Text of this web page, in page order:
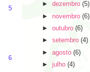
5
6
►dezembro(5)
► novembro(6)
►outubro(6)
►setembro(4)
►agosto(6)
►julho(4)